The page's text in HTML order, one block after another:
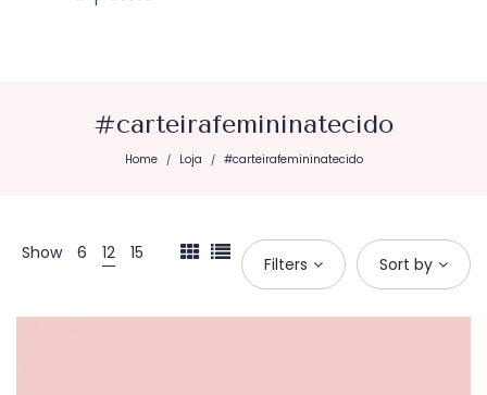
#carteirafemininatecido
Home / Loja / #carteirafemininatecido
Show 6 12 15
Filters Sort by